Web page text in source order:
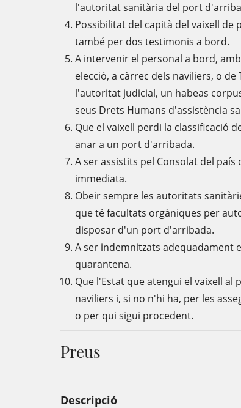
l'autoritat sanitària del port
Possibilitat del capità del vaixell
també per dos testimonis a bord.
A intervenir el personal a bord,
elecció, a càrrec dels naviliers, o
l'autoritat judicial, un habeas
seus Drets Humans d'assistència
Que el vaixell perdi la classificació
anar a un port d'arribada.
A ser assistits pel Consolat del
immediata.
Obeir sempre les autoritats
que té facultats orgàniques per
disposar d'un port d'arribada.
A ser indemnitzats adequadament
quarantena.
Que l'Estat que atengui el vaixell
naviliers i, si no n'hi ha, per les
o per qui sigui procedent.
Preus
Descripció